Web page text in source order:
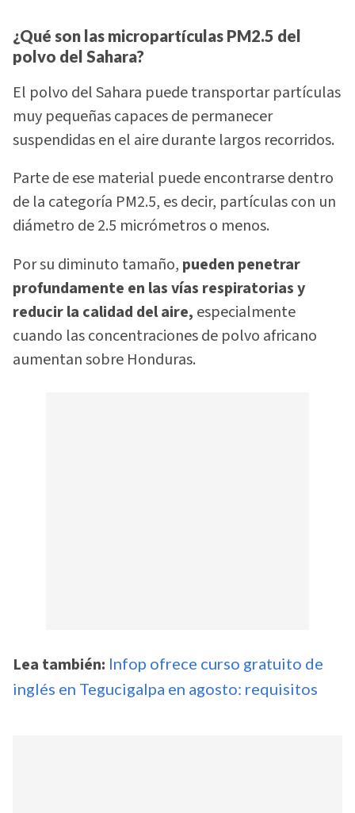
¿Qué son las micropartículas PM2.5 del
polvo del Sahara?
El polvo del Sahara puede transportar partículas
muy pequeñas capaces de permanecer
suspendidas en el aire durante largos recorridos.
Parte de ese material puede encontrarse dentro
de la categoría PM2.5, es decir, partículas con un
diámetro de 2.5 micrómetros o menos.
Por su diminuto tamaño, pueden penetrar
profundamente en las vías respiratorias y
reducir la calidad del aire, especialmente
cuando las concentraciones de polvo africano
aumentan sobre Honduras.
Lea también: Infop ofrece curso gratuito de
inglés en Tegucigalpa en agosto: requisitos